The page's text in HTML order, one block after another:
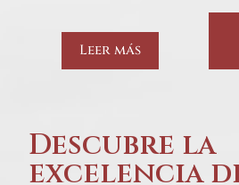
Leer más
Descubre la
excelencia